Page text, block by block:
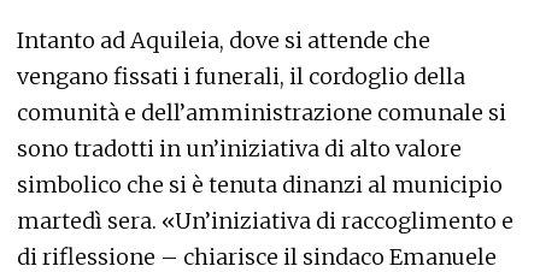
Intanto ad Aquileia, dove si attende che
vengano fissati i funerali, il cordoglio della
comunità e dell’amministrazione comunale si
sono tradotti in un’iniziativa di alto valore
simbolico che si è tenuta dinanzi al municipio
martedì sera. «Un’iniziativa di raccoglimento e
di riflessione – chiarisce il sindaco Emanuele